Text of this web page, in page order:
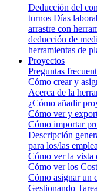
Deducción del
turnos Días
arrastre con
deducción de
herramientas de
Proyectos
Preguntas
Cómo crear y
Acerca de la
¿Cómo añadir
Cómo ver y
Cómo importar
Descripción
para los/las
Cómo ver la vista
Cómo ver los
Cómo asignar un
Gestionando